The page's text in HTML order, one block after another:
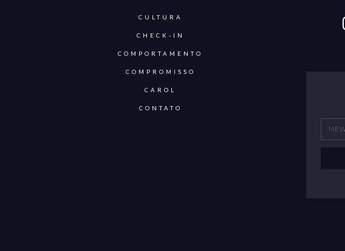
CULTURA
CHECK-IN
COMPORTAMENTO
COMPROMISSO
CAROL
CONTATO